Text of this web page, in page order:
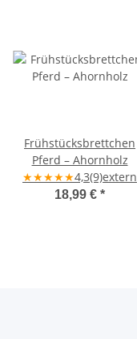
Frühstücksbrettchen
Pferd – Ahornholz
★★★★★4,3(9)extern
18,99 € *